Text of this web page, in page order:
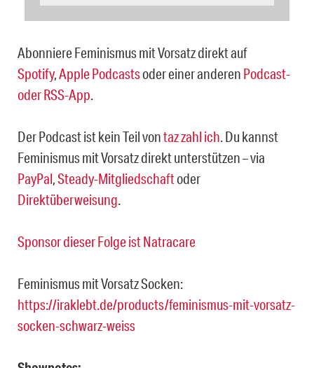
Abonniere Feminismus mit Vorsatz direkt auf
Spotify, Apple Podcastsoder einer anderen Podcast-
oder RSS-App
Der Podcast ist kein Teil vontaz zahl ich . Du kannst
Feminismus mit Vorsatz direkt unterstützen – via
PayPal Steady-Mitgliedschaftoder
Direktüberweisung
Sponsor dieser Folge ist Natracare
Feminismus mit Vorsatz Socken:
https://iraklebt.de/products/feminismus-mit-vorsatz-
socken-schwarz-weiss